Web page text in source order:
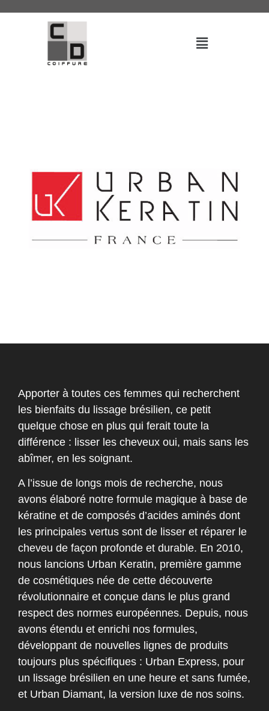
Apporter à toutes ces femmes qui recherchent
les bienfaits du lissage brésilien, ce petit
quelque chose en plus qui ferait toute la
différence : lisser les cheveux oui, mais sans les
abîmer, en les soignant.
A l’issue de longs mois de recherche, nous
avons élaboré notre formule magique à base de
kératine et de composés d’acides aminés dont
les principales vertus sont de lisser et réparer le
cheveu de façon profonde et durable. En 2010,
nous lancions Urban Keratin, première gamme
de cosmétiques née de cette découverte
révolutionnaire et conçue dans le plus grand
respect des normes européennes. Depuis, nous
avons étendu et enrichi nos formules,
développant de nouvelles lignes de produits
toujours plus spécifiques : Urban Express, pour
un lissage brésilien en une heure et sans fumée,
et Urban Diamant, la version luxe de nos soins.